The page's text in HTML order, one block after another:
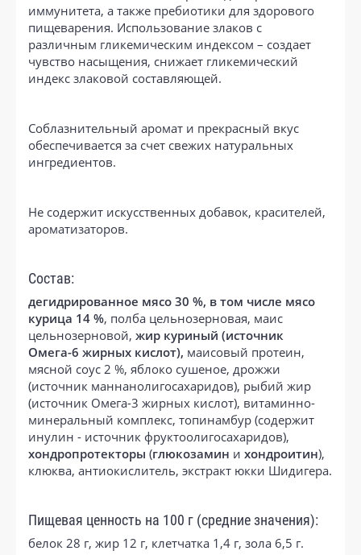
иммунитета, а также пребиотики для здорового
пищеварения. Использование злаков с
различным гликемическим индексом – создает
чувство насыщения, снижает гликемический
индекс злаковой составляющей.
Соблазнительный аромат и прекрасный вкус
обеспечивается за счет свежих натуральных
ингредиентов.
Не содержит искусственных добавок, красителей,
ароматизаторов.
Состав:
дегидрированное мясо 30 %, в том числе мясо
курица 14 %, полба цельнозерновая, маис
цельнозерновой, жир куриный (источник
Омега-6 жирных кислот), маисовый протеин,
мясной соус 2 %, яблоко сушеное, дрожжи
(источник маннанолигосахаридов), рыбий жир
(источник Омега-3 жирных кислот), витаминно-
минеральный комплекс, топинамбур (содержит
инулин - источник фруктоолигосахаридов),
хондропротекторы (глюкозамин и хондроитин),
клюква, антиокислитель, экстракт юкки Шидигера.
Пищевая ценность на 100 г (средние значения):
белок 28 г, жир 12 г, клетчатка 1,4 г, зола 6,5 г.